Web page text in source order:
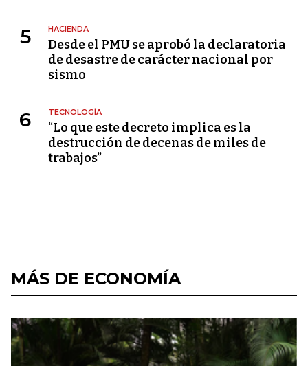
5 HACIENDA
Desde el PMU se aprobó la declaratoria
de desastre de carácter nacional por
sismo
6 TECNOLOGÍA
“Lo que este decreto implica es la
destrucción de decenas de miles de
trabajos”
MÁS DE ECONOMÍA